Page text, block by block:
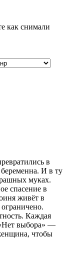
как снимали
в
И в ту
муках.
спасение в
живёт в
Каждая
выбора» —
чтобы